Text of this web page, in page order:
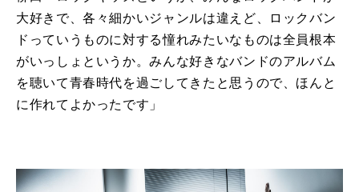
大好きで、各々細かいジャンルは違えど、ロックバン
ドっていうものに対する憧れみたいなものは全員根本
がいっしょというか。みんな好きなバンドのアルバム
を聴いて青春時代を過ごしてきたと思うので、ほんと
に作れてよかったです」